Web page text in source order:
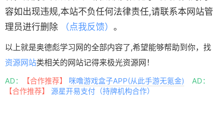
容如出现违规,本站不负任何法律责任,请联系本网站管
理员进行删除
（点我反馈） 。
以上就是奥德彪学习网的全部内容了,希望能够帮助到你，找
资源网站类相关的网站记得来极光资源网！
AD： 【合作推荐】 咪噜游戏盒子APP(从此手游无氪金)
AD：
【合作推荐】
源星开易支付（持牌机构合作）